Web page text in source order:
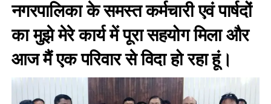
नगरपालिका के समस्त कर्मचारी एवं पार्षदों
का मुझे मेरे कार्य में पूरा सहयोग मिला और
आज मैं एक परिवार से विदा हो रहा हूं।